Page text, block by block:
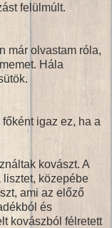
felülmúlt.
már olvastam róla,
Hála
igaz ez, ha a
kovászt. A
lisztet, közepébe
ami az előző
és
kovászból félretett